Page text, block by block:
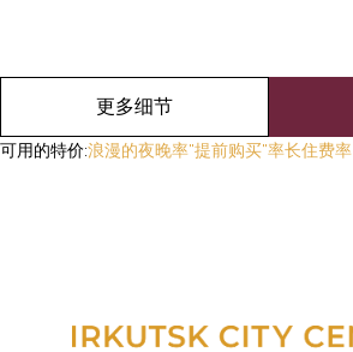
更多细节
可用的特价:浪漫的夜晚率"提前购买"率长住费率